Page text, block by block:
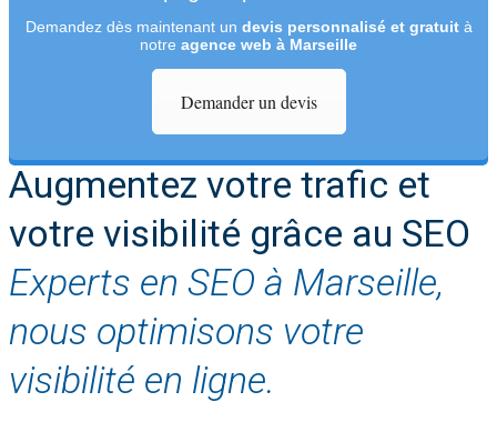
Demandez dès maintenant un devis personnalisé et gratuità
notre agence web à Marseille
Demander un devis
Augmentez votre trafic et
votre visibilité grâce au SEO
Experts en SEO à Marseille,
nous optimisons votre
visibilité en ligne.